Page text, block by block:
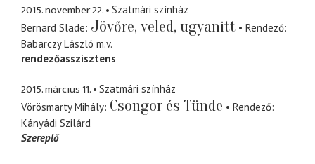
2015. november 22.
Szatmári színház
Bernard Slade Jövőre, veled, ugyanitt
Rendező
Babarczy László m.v.
rendezőasszisztens
2015. március 11.
Szatmári színház
Vörösmarty Mihály Csongor és Tünde
Rendező
Kányádi Szilárd
Szereplő